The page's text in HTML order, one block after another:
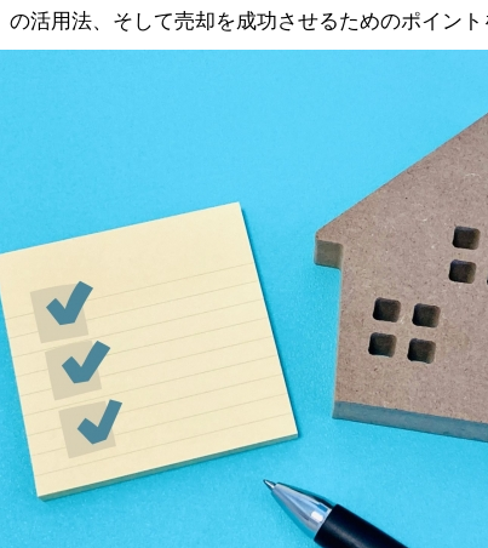
の活用法、そして売却を成功させるためのポイント